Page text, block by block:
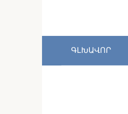
ԳԼԽԱՎՈՐ